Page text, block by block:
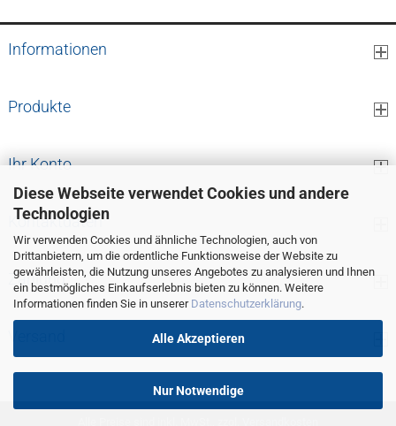
Diese Webseite verwendet Cookies und andere
Technologien
Wir verwenden Cookies und ähnliche Technologien, auch von
Drittanbietern, um die ordentliche Funktionsweise der Website zu
gewährleisten, die Nutzung unseres Angebotes zu analysieren und Ihnen
ein bestmögliches Einkaufserlebnis bieten zu können. Weitere
Informationen finden Sie in unserer Datenschutzerklärung.
Alle Akzeptieren
Nur Notwendige
Informationen
Produkte
Ihr Konto
Kontaktdaten
Zahlung